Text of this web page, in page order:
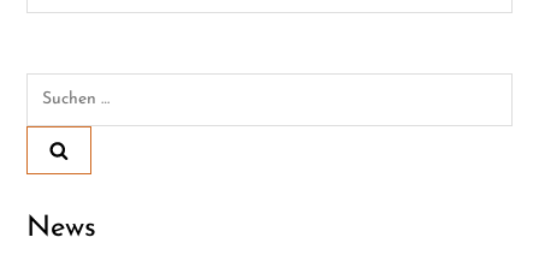
t
r
a
g
Suchen
News